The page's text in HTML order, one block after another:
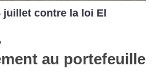
juillet contre la loi El
au portefeuille